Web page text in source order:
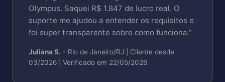
Olympus. Saquei R$ 1.847 de lucro real. O
suporte me ajudou a entender os requisitos e
foi super transparente sobre como funciona."
Juliana S. - Rio de Janeiro/RJ | Cliente desde
03/2026 | Verificado em 22/05/2026